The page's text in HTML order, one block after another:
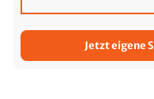
Jetzt eigene